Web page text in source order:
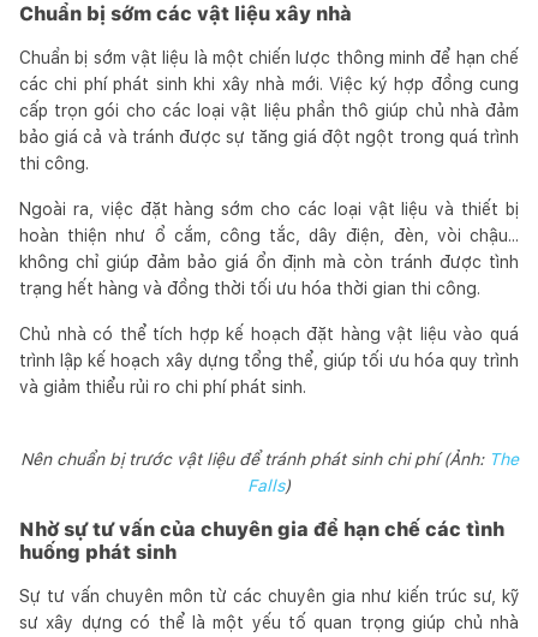
Chuẩn bị sớm các vật liệu xây nhà
Chuẩn bị sớm vật liệu là một chiến lược thông minh để hạn chế
các chi phí phát sinh khi xây nhà mới. Việc ký hợp đồng cung
cấp trọn gói cho các loại vật liệu phần thô giúp chủ nhà đảm
bảo giá cả và tránh được sự tăng giá đột ngột trong quá trình
thi công.
Ngoài ra, việc đặt hàng sớm cho các loại vật liệu và thiết bị
hoàn thiện như ổ cắm, công tắc, dây điện, đèn, vòi chậu...
không chỉ giúp đảm bảo giá ổn định mà còn tránh được tình
trạng hết hàng và đồng thời tối ưu hóa thời gian thi công.
Chủ nhà có thể tích hợp kế hoạch đặt hàng vật liệu vào quá
trình lập kế hoạch xây dựng tổng thể, giúp tối ưu hóa quy trình
và giảm thiểu rủi ro chi phí phát sinh.
Nên chuẩn bị trước vật liệu để tránh phát sinh chi phí (Ảnh: The
Falls)
Nhờ sự tư vấn của chuyên gia để hạn chế các tình
huống phát sinh
Sự tư vấn chuyên môn từ các chuyên gia như kiến trúc sư, kỹ
sư xây dựng có thể là một yếu tố quan trọng giúp chủ nhà